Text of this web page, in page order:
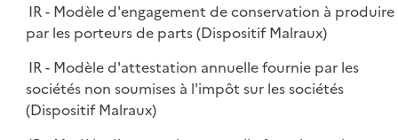
IR - Modèle d'engagement de conservation à produire
par les porteurs de parts (Dispositif Malraux)
IR - Modèle d'attestation annuelle fournie par les
sociétés non soumises à l'impôt sur les sociétés
(Dispositif Malraux)